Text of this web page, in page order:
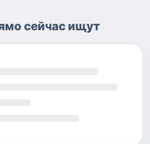
сейчас ищут